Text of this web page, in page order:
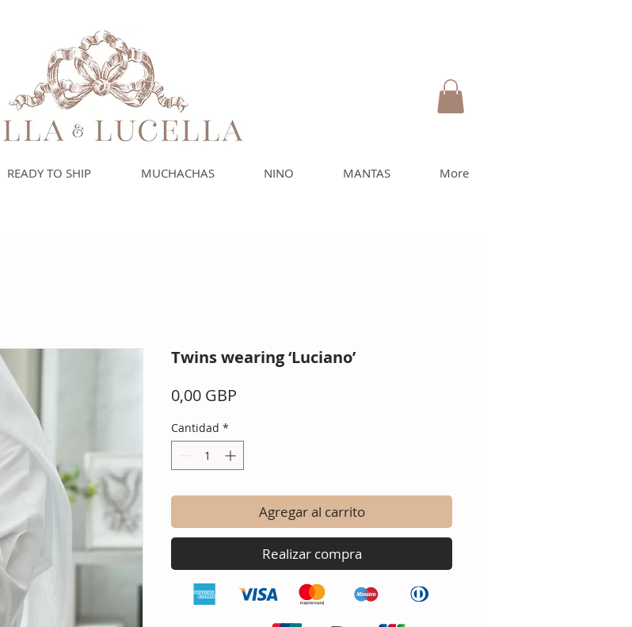
READY TO SHIP MUCHACHAS NINO MANTAS More
Twins wearing ‘Luciano’
0,00 GBP
Cantidad *
Agregar al carrito
Realizar compra